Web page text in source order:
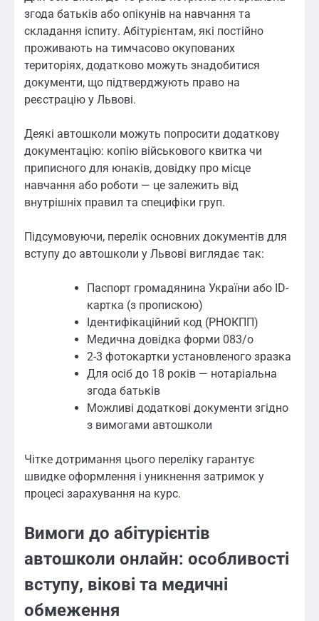
згода батьків або опікунів на навчання та
складання іспиту. Абітурієнтам, які постійно
проживають на тимчасово окупованих
територіях, додатково можуть знадобитися
документи, що підтверджують право на
реєстрацію у Львові.
Деякі автошколи можуть попросити додаткову
документацію: копію військового квитка чи
приписного для юнаків, довідку про місце
навчання або роботи — це залежить від
внутрішніх правил та специфіки груп.
Підсумовуючи, перелік основних документів для
вступу до автошколи у Львові виглядає так:
Паспорт громадянина України або ID-
картка (з пропискою)
Ідентифікаційний код (РНОКПП)
Медична довідка форми 083/о
2-3 фотокартки установленого зразка
Для осіб до 18 років — нотаріальна
згода батьків
Можливі додаткові документи згідно
з вимогами автошколи
Чітке дотримання цього переліку гарантує
швидке оформлення і уникнення затримок у
процесі зарахування на курс.
Вимоги до абітурієнтів
автошколи онлайн: особливості
вступу, вікові та медичні
обмеження